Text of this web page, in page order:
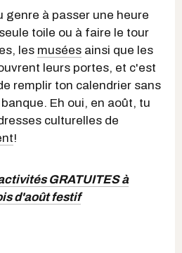
genre à passer une heure
toile ou à faire le tour
les musées ainsi que les
leurs portes, et c'est
remplir ton calendrier sans
Eh oui, en août, tu
culturelles de
!
GRATUITES à
d'août festif